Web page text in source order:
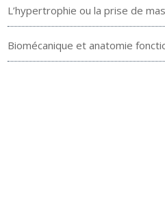
L’hypertrophie ou la prise de
Biomécanique et anatomie